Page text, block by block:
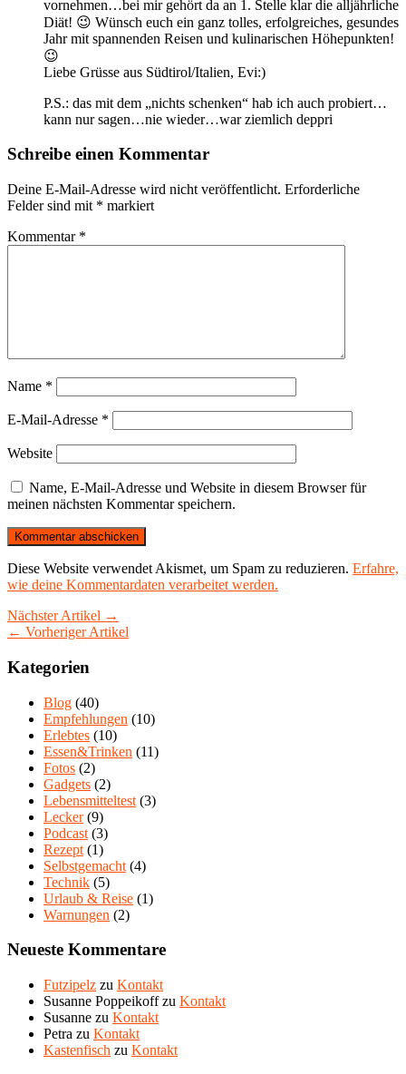
vornehmen…bei mir gehört da an 1. Stelle klar die alljährliche
Diät! 😉 Wünsch euch ein ganz tolles, erfolgreiches, gesundes
Jahr mit spannenden Reisen und kulinarischen Höhepunkten!
😉
Liebe Grüsse aus Südtirol/Italien, Evi:)
P.S.: das mit dem „nichts schenken“ hab ich auch probiert…
kann nur sagen…nie wieder…war ziemlich deppri
Schreibe einen Kommentar
Deine E-Mail-Adresse wird nicht veröffentlicht. Erforderliche
Felder sind mit * markiert
Kommentar *
Name *
E-Mail-Adresse *
Website
Name, E-Mail-Adresse und Website in diesem Browser für
meinen nächsten Kommentar speichern.
Diese Website verwendet Akismet, um Spam zu reduzieren. Erfahre,
wie deine Kommentardaten verarbeitet werden.
Nächster Artikel →
← Vorheriger Artikel
Kategorien
Blog (40)
Empfehlungen (10)
Erlebtes (10)
Essen&Trinken (11)
Fotos (2)
Gadgets (2)
Lebensmitteltest (3)
Lecker(9)
Podcast (3)
Rezept (1)
Selbstgemacht (4)
Technik (5)
Urlaub & Reise (1)
Warnungen (2)
Neueste Kommentare
Futzipelz zu Kontakt
Susanne Poppeikoffzu Kontakt
Susanne zu Kontakt
Petra zu Kontakt
Kastenfisch zu Kontakt